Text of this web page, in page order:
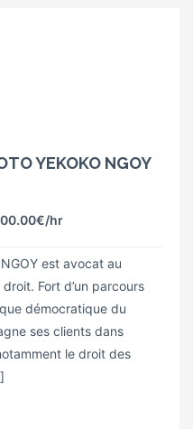
YEKOKO NGOY
/hr
est avocat au
Fort d’un parcours
démocratique du
ses clients dans
le droit des